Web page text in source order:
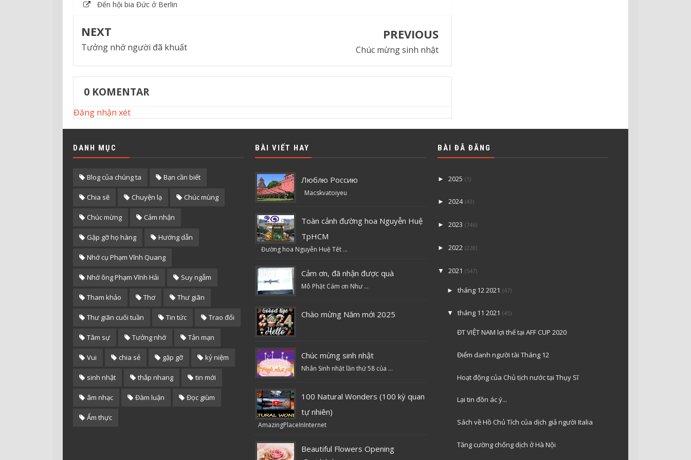
Đến hội bia Đức ở Berlin
NEXT
Tưởng nhớ người đã khuất
PREVIOUS
Chúc mừng sinh nhật
0 KOMENTAR
Đăng nhận xét
DANH MỤC
Blog của chúng ta Bạn cần biết
Chia sẽ Chuyện lạ Chúc mùng
Chúc mừng Cảm nhận
Gặp gỡ họ hàng Hướng dẫn
Nhớ cụ Phạm Vĩnh Quang
Nhớ ông Phạm Vĩnh Hải Suy ngẫm
Tham khảo Thơ Thư giãn
Thư giãn cuối tuần Tin tức Trao đổi
Tâm sự Tưởng nhớ Tản mạn
Vui chia sẻ gặp gỡ kỷ niệm
sinh nhật thắp nhang tin mới
âm nhạc Đàm luận Đọc giùm
Ẩm thực
BÀI VIẾT HAY
Люблю Россию
Macskvatoiyeu
Toàn cảnh đường hoa Nguyễn Huệ
TpHCM
Đường hoa Nguyễn Huệ Tết ...
Cảm ơn, đã nhận được quà
Mô Phật Cám ơn Như ...
Chào mừng Năm mới 2025
Chúc mừng sinh nhật
Nhân Sinh nhật lần thứ 58 của ...
100 Natural Wonders (100 kỳ quan
tự nhiên)
AmazingPlaceInInternet
Beautiful Flowers Opening
BÀI ĐÃ ĐĂNG
► 2025 (1)
► 2024 (43)
► 2023 (746)
► 2022 (228)
▼ 2021 (547)
► tháng 12 2021 (47)
▼ tháng 11 2021 (45)
ĐT VIỆT NAM lợi thế tại AFF CUP 2020
Điểm danh người tài Tháng 12
Hoạt động của Chủ tịch nước tại Thụy Sĩ
Lại tin đồn ác ý...
Sách về Hồ Chủ Tích của dịch giả người Italia
Tăng cường chống dịch ở Hà Nội